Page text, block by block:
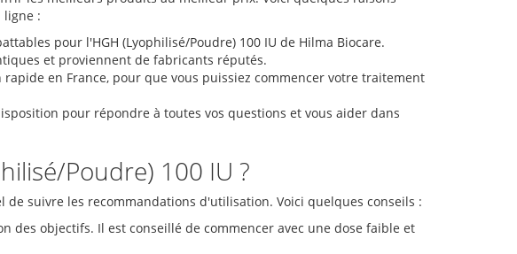
ligne :
pour l'HGH (Lyophilisé/Poudre) 100 IU de Hilma Biocare.
et proviennent de fabricants réputés.
en France, pour que vous puissiez commencer votre traitement
pour répondre à toutes vos questions et vous aider dans
Poudre) 100 IU ?
suivre les recommandations d'utilisation. Voici quelques conseils :
des objectifs. Il est conseillé de commencer avec une dose faible et